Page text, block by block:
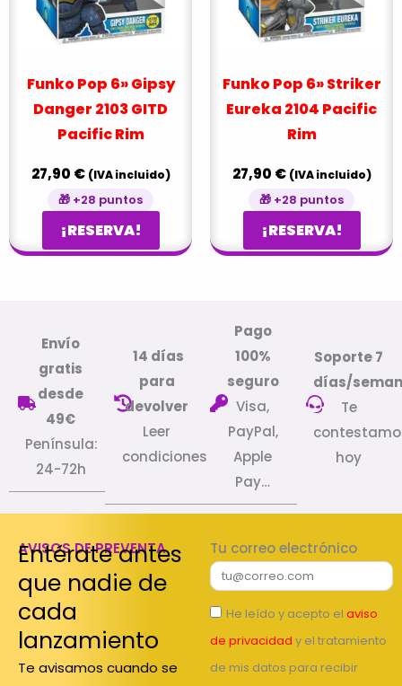
Funko Pop 6» Gipsy
Danger 2103 GITD
Pacific Rim
27,90 € (IVA incluido)
🎁 +28 puntos
¡RESERVA!
Funko Pop 6» Striker
Eureka 2104 Pacific
Rim
27,90 € (IVA incluido)
🎁 +28 puntos
¡RESERVA!
Envío
gratis
desde
49€
Península:
24-72h
14 días
para
devolver
Leer
condiciones
Pago
100%
seguro
Visa,
PayPal,
Apple
Pay…
Soporte 7
días/
Te
hoy
AVISOS DE PREVENTA
Entérate antes
que nadie de
cada
lanzamiento
Te avisamos cuando se
Tu correo electrónico
He leído y acepto el aviso
de privacidad y el tratamiento
de mis datos para recibir